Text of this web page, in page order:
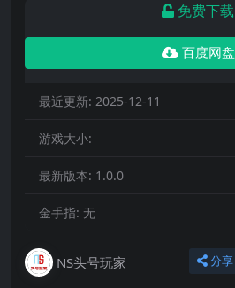
免费下载
百度网盘
最近更新: 2025-12-11
游戏大小:
最新版本: 1.0.0
金手指: 无
NS头号玩家 分享